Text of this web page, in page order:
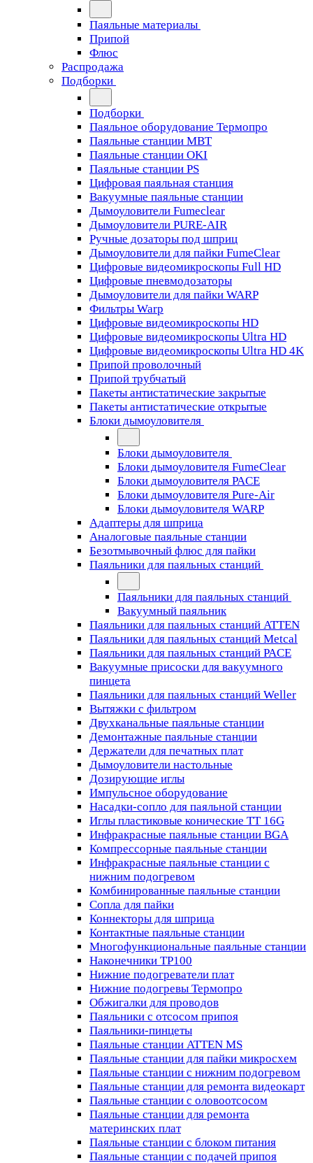
Паяльные материалы
Припой
Флюс
Распродажа
Подборки
Подборки
Паяльное оборудование Термопро
Паяльные станции MBT
Паяльные станции OKI
Паяльные станции PS
Цифровая паяльная станция
Вакуумные паяльные станции
Дымоуловители Fumeclear
Дымоуловители PURE-AIR
Ручные дозаторы под шприц
Дымоуловители для пайки FumeClear
Цифровые видеомикроскопы Full HD
Цифровые пневмодозаторы
Дымоуловители для пайки WARP
Фильтры Warp
Цифровые видеомикроскопы HD
Цифровые видеомикроскопы Ultra HD
Цифровые видеомикроскопы Ultra HD 4K
Припой проволочный
Припой трубчатый
Пакеты антистатические закрытые
Пакеты антистатические открытые
Блоки дымоуловителя
Блоки дымоуловителя
Блоки дымоуловителя FumeClear
Блоки дымоуловителя PACE
Блоки дымоуловителя Pure-Air
Блоки дымоуловителя WARP
Адаптеры для шприца
Аналоговые паяльные станции
Безотмывочный флюс для пайки
Паяльники для паяльных станций
Паяльники для паяльных станций
Вакуумный паяльник
Паяльники для паяльных станций ATTEN
Паяльники для паяльных станций Metcal
Паяльники для паяльных станций PACE
Вакуумные присоски для вакуумного
пинцета
Паяльники для паяльных станций Weller
Вытяжки с фильтром
Двухканальные паяльные станции
Демонтажные паяльные станции
Держатели для печатных плат
Дымоуловители настольные
Дозирующие иглы
Импульсное оборудование
Насадки-сопло для паяльной станции
Иглы пластиковые конические TT 16G
Инфракрасные паяльные станции BGA
Компрессорные паяльные станции
Инфракрасные паяльные станции с
нижним подогревом
Комбинированные паяльные станции
Сопла для пайки
Коннекторы для шприца
Контактные паяльные станции
Многофункциональные паяльные станции
Наконечники TP100
Нижние подогреватели плат
Нижние подогревы Термопро
Обжигалки для проводов
Паяльники с отсосом припоя
Паяльники-пинцеты
Паяльные станции ATTEN MS
Паяльные станции для пайки микросхем
Паяльные станции с нижним подогревом
Паяльные станции для ремонта видеокарт
Паяльные станции с оловоотсосом
Паяльные станции для ремонта
материнских плат
Паяльные станции с блоком питания
Паяльные станции с подачей припоя